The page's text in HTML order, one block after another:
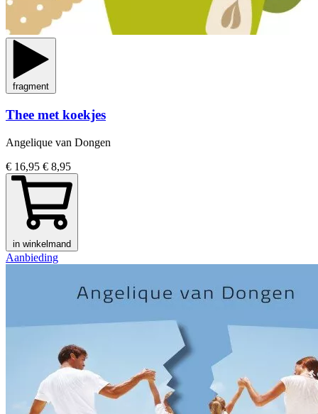
fragment
Thee met koekjes
Angelique van Dongen
€ 16,95 € 8,95
in winkelmand
Aanbieding